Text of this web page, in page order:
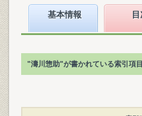
基本情報
"濤川惣助"が書かれている索引項